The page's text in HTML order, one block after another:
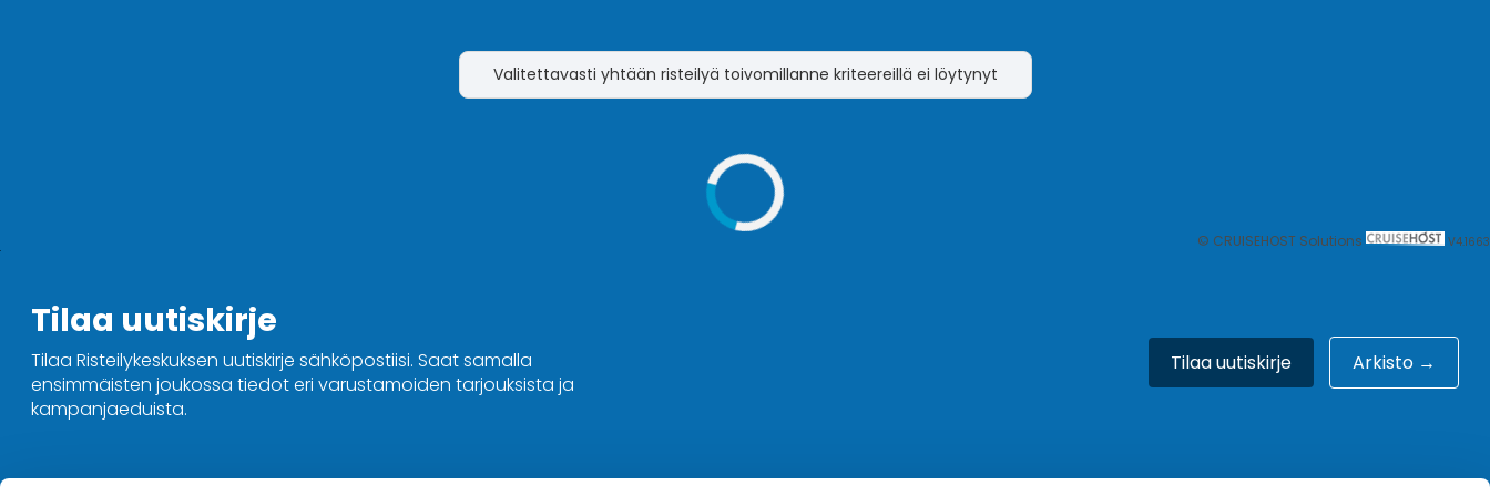
Valitettavasti yhtään risteilyä toivomillanne kriteereillä ei löytynyt
© CRUISEHOST Solutions V4.1663
Tilaa uutiskirje
Tilaa Risteilykeskuksen uutiskirje sähköpostiisi. Saat samalla
ensimmäisten joukossa tiedot eri varustamoiden tarjouksista ja
kampanjaeduista.
Tilaa uutiskirje Arkisto →
Ota yhteyttä Hyvä tietää Meistä